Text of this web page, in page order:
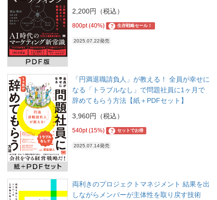
2,200円（税込）
800pt (40%) ? 生存戦略セール！
2025.07.22発売
「円満退職請負人」が教える！ 全員が幸せに
なる「トラブルなし」で問題社員に1ヶ月で
辞めてもらう方法【紙＋PDFセット】
3,960円（税込）
540pt (15%) ? セットでお得
2025.07.14発売
両利きのプロジェクトマネジメント 結果を出
しながらメンバーが主体性を取り戻す技術